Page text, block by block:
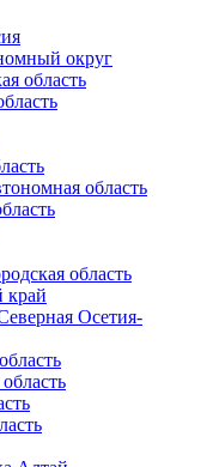
округ
область
область
область
край
Осетия-